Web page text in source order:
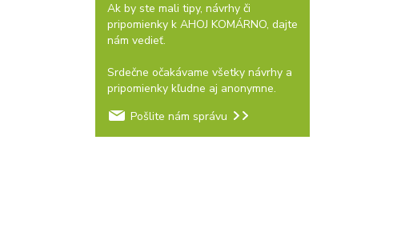
Ak by ste mali tipy, návrhy či
pripomienky k AHOJ KOMÁRNO, dajte
nám vedieť.
Srdečne očakávame všetky návrhy a
pripomienky kľudne aj anonymne.
Pošlite nám správu